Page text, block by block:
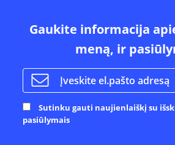
Gaukite informacija
meną, ir
Sutinku gauti naujienlaiškį su
pasiūlymais